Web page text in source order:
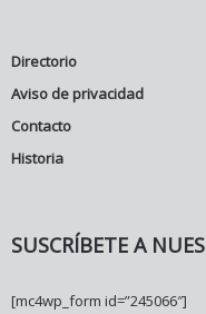
Directorio
Aviso de privacidad
Contacto
Historia
SUSCRÍBETE A
[mc4wp_form id=”245066″]